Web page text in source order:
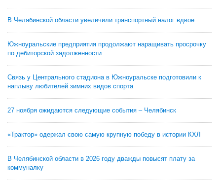
В Челябинской области увеличили транспортный налог вдвое
Южноуральские предприятия продолжают наращивать просрочку
по дебиторской задолженности
Связь у Центрального стадиона в Южноуральске подготовили к
наплыву любителей зимних видов спорта
27 ноября ожидаются следующие события – Челябинск
«Трактор» одержал свою самую крупную победу в истории КХЛ
В Челябинской области в 2026 году дважды повысят плату за
коммуналку